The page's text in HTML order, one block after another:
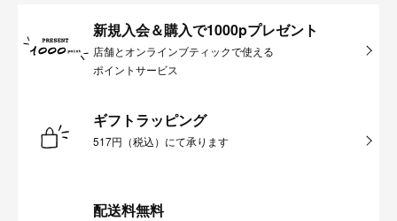
新規入会＆購入で1000pプレゼント
店舗とオンラインブティックで使える
ポイントサービス
ギフトラッピング
517円（税込）にて承ります
配送料無料